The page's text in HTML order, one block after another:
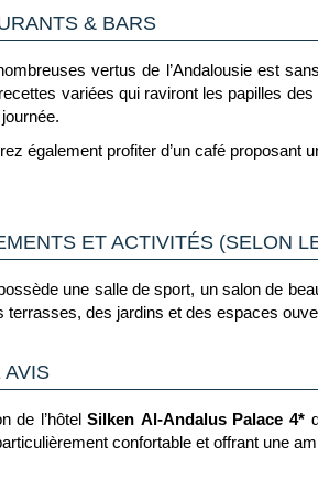
& BARS
vertus de l’Andalousie est
variées qui raviront les papilles
également profiter d’un café proposant
ET ACTIVITÉS (SELON
une salle de sport, un salon de
terrasses, des jardins et des espaces
AVIS
de l’hôtel Silken Al-Andalus Palace 4*
confortable et offrant une